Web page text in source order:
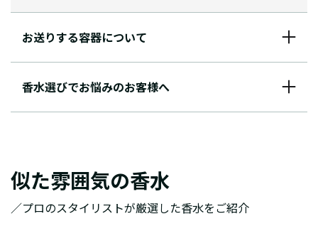
お送りする容器について
香水選びでお悩みのお客様へ
似た雰囲気の香水
／プロのスタイリストが厳選した香水をご紹介